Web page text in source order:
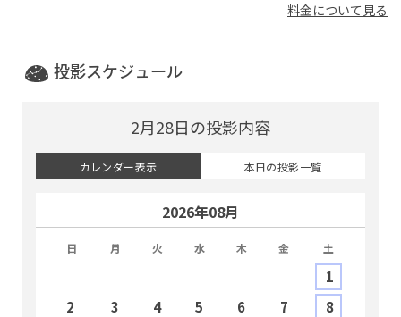
料金について見る
投影スケジュール
2月28日の投影内容
カレンダー表示 本日の投影一覧
2026年08月
日 月 火 水 木 金 土
1
2
3 4 5 6 7
8